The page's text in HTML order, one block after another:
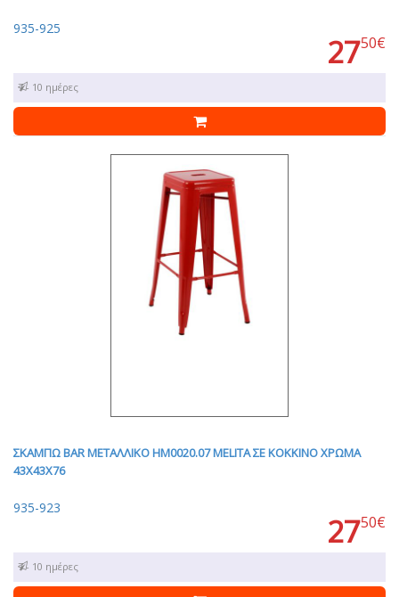
935-925
2750€
7 - 10 ημέρες
ΣΚΑΜΠΩ BAR ΜΕΤΑΛΛΙΚΟ HM0020.07 MELITA ΣΕ ΚΟΚΚΙΝΟ ΧΡΩΜΑ
43X43X76
935-923
2750€
7 - 10 ημέρες